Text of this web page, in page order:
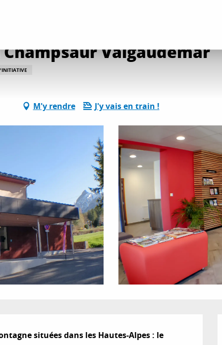
Valgaudemar
M'y rendre J'y vais en train !
situées dans les Hautes-Alpes : le